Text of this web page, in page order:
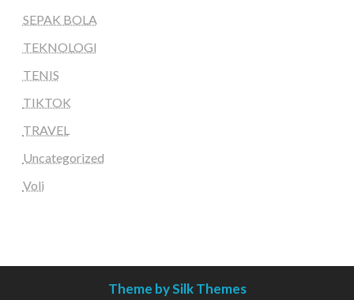
SEPAK BOLA
TEKNOLOGI
TENIS
TIKTOK
TRAVEL
Uncategorized
Voli
Theme by Silk Themes